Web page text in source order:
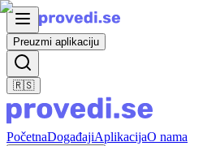
Preuzmi aplikaciju
🇷🇸
PočetnaDogađajiAplikacijaO nama